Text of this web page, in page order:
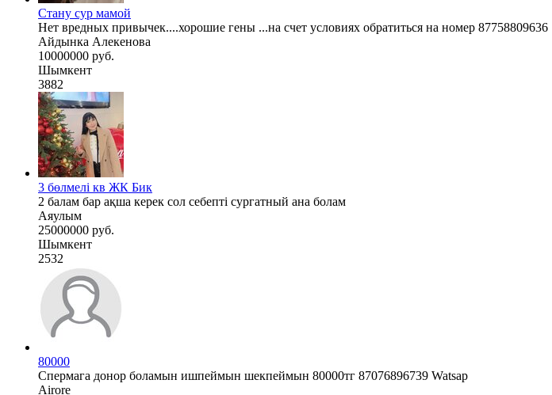
Стану сур мамой
Нет вредных привычек....хорошие гены ...на счет условиях обратиться на номер 87758809636
Айдынка Алекенова
10000000 руб.
Шымкент
3882
3 бөлмелі кв ЖК Бик
2 балам бар ақша керек сол себепті сургатный ана болам
Аяулым
25000000 руб.
Шымкент
2532
80000
Спермага донор боламын ишпеймын шекпеймын 80000тг 87076896739 Watsap
Airore